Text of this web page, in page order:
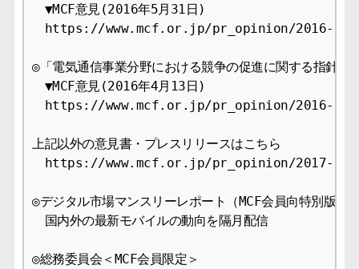
▼MCF意見(2016年5月31日)
https://www.mcf.or.jp/pr_opinion/2016-9
◎「電気通信事業分野における競争の促進に関する指針（
▼MCF意見(2016年4月13日)
https://www.mcf.or.jp/pr_opinion/2016-9
上記以外の意見書・プレスリリースはこちら
https://www.mcf.or.jp/pr_opinion/2017-9
◎デジタル市場マンスリーレポート（MCF会員向特別版）
国内外の最新モバイルの動向を隔月配信
◎総務委員会＜MCF会員限定＞